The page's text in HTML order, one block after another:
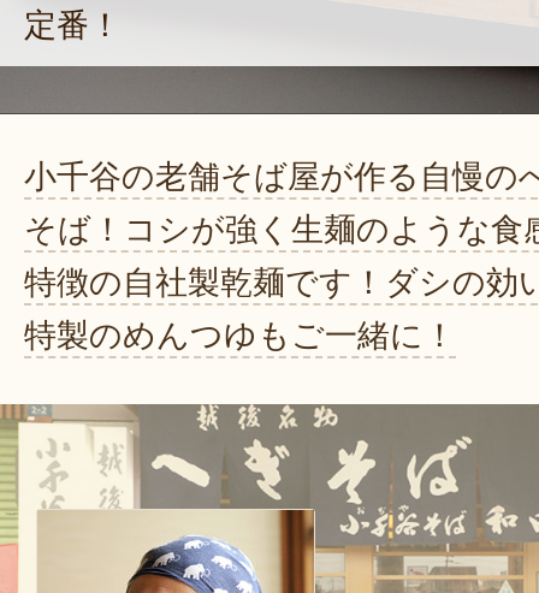
定番！
小千谷の老舗そば屋が作る自慢の
そば！コシが強く生麺のような食
特徴の自社製乾麺です！ダシの効
特製のめんつゆもご一緒に！